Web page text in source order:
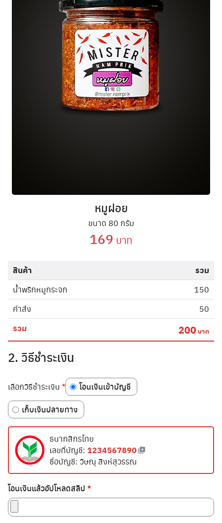
หมูฝอย
ขนาด 80 กรัม
169 บาท
สินค้า
รวม
น้ำพริกหมูกระจก
150
ค่าส่ง
50
รวม
200บาท
2. วิธีชำระเงิน
เลือกวิธีชำระเงิน *
โอนเงินเข้าบัญชี
เก็บเงินปลายทาง
ธนากสิกรไทย
เลขที่บัญชี:
ชื่อบัญชี: วิษณุ สิงห์สุวรรณ
โอนเงินแล้วอัปโหลดสลิป *